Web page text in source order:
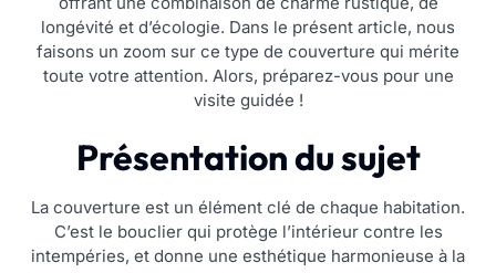
longévité et d’écologie. Dans le présent article, nous
faisons un zoom sur ce type de couverture qui mérite
toute votre attention. Alors, préparez-vous pour une
visite guidée !
Présentation du sujet
La couverture est un élément clé de chaque habitation.
C’est le bouclier qui protège l’intérieur contre les
intempéries, et donne une esthétique harmonieuse à la